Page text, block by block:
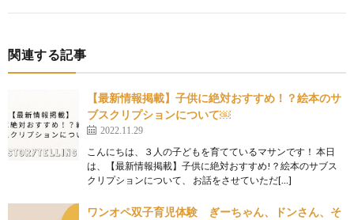
関連する記事
【最新情報掲載】子供に絶対おすすめ！？絵本のサ
ブスクリプションについて￼
2022.11.29
こんにちは、３人の子どもを育てているマサンです！ 本日
は、【最新情報掲載】子供に絶対おすすめ!？絵本のサブス
クリプションについて、 お話をさせていただ[…]
ワンオペ双子育児体験 ぎーちゃん、ドンさん、そ